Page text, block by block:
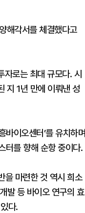
해각서를 체결했다고
로는 최대 규모다. 시
지 1년 만에 이뤄낸 성
이오센터’를 유치하며
터를 향해 순항 중이다.
을 마련한 것 역시 희소
발 등 바이오 연구의 효
다.